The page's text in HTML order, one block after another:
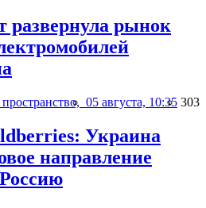
развернула рынок
05 августа, 10:35 303
Украина
направление